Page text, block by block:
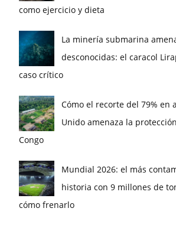
como ejercicio y dieta
La minería submarina
desconocidas: el caracol
caso crítico
Cómo el recorte del 79% en
Unido amenaza la
Congo
Mundial 2026: el más
historia con 9 millones de
cómo frenarlo